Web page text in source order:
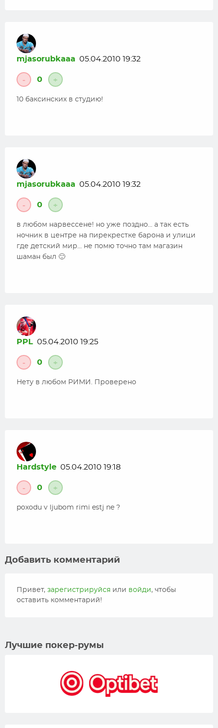
mjasorubkaaa 05.04.2010 19:32
- 0 +
10 баксинских в студию!
mjasorubkaaa 05.04.2010 19:32
- 0 +
в любом нарвессене! но уже поздно… а так есть
ночник в центре на пирекрестке барона и улици
где детский мир… не помю точно там магазин
шаман был 🙂
PPL 05.04.2010 19:25
- 0 +
Нету в любом РИМИ. Проверено
Hardstyle 05.04.2010 19:18
- 0 +
poxodu v ljubom rimi estj ne ?
Добавить комментарий
Привет, зарегистрируйся или войди, чтобы
оставить комментарий!
Лучшие покер-румы